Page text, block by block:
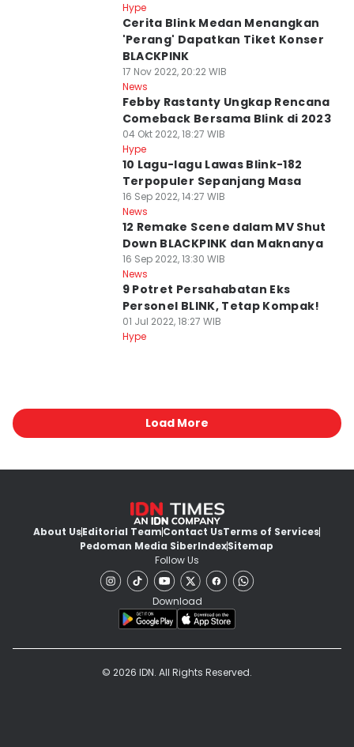
Hype
Cerita Blink Medan Menangkan
'Perang' Dapatkan Tiket Konser
BLACKPINK
17 Nov 2022, 20:22 WIB
News
Febby Rastanty Ungkap Rencana
Comeback Bersama Blink di 2023
04 Okt 2022, 18:27 WIB
Hype
10 Lagu-lagu Lawas Blink-182
Terpopuler Sepanjang Masa
16 Sep 2022, 14:27 WIB
News
12 Remake Scene dalam MV Shut
Down BLACKPINK dan Maknanya
16 Sep 2022, 13:30 WIB
News
9 Potret Persahabatan Eks
Personel BLINK, Tetap Kompak!
01 Jul 2022, 18:27 WIB
Hype
Load More
About UsEditorial TeamContact UsTerms of Services
Pedoman Media SiberIndexSitemap
Follow Us
Download
© 2026 IDN. All Rights Reserved.